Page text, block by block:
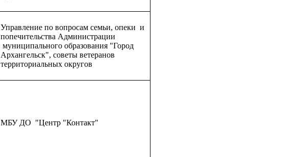
Управление по вопросам семьи, опеки и
попечительства Администрации
муниципального образования "Город
Архангельск", советы ветеранов
территориальных округов
МБУ ДО "Центр "Контакт"